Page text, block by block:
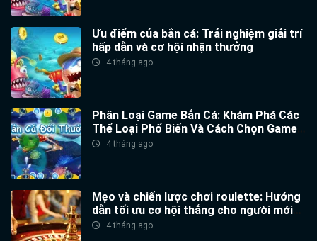
Ưu điểm của bắn cá: Trải nghiệm giải trí
hấp dẫn và cơ hội nhận thưởng
4 tháng ago
Phân Loại Game Bắn Cá: Khám Phá Các
Thể Loại Phổ Biến Và Cách Chọn Game
Phù Hợp
4 tháng ago
Mẹo và chiến lược chơi roulette: Hướng
dẫn tối ưu cơ hội thắng cho người mới
20264 tháng ago